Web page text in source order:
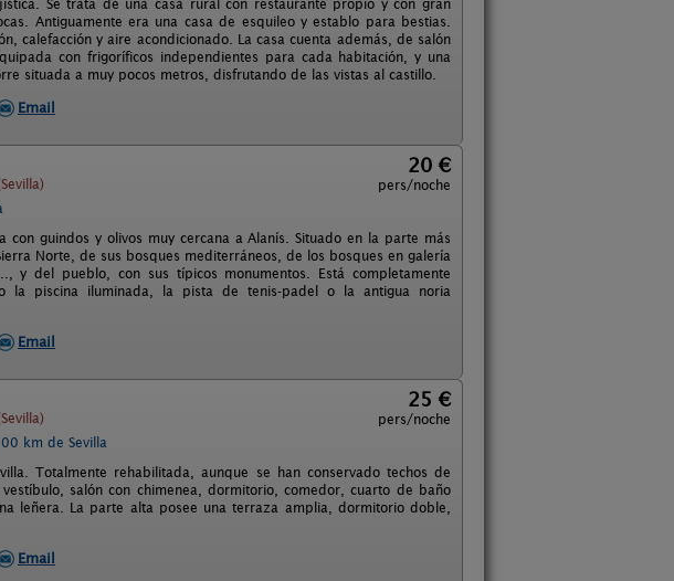
Se trata de una casa rural con restaurante propio y con gran
Antiguamente era una casa de esquileo y establo para bestias.
calefacción y aire acondicionado. La casa cuenta además, de salón
con frigoríficos independientes para cada habitación, y una
situada a muy pocos metros, disfrutando de las vistas al castillo.
Email
20 €
pers/noche
guindos y olivos muy cercana a Alanís. Situado en la parte más
Norte, de sus bosques mediterráneos, de los bosques en galería
y del pueblo, con sus típicos monumentos. Está completamente
la piscina iluminada, la pista de tenis-padel o la antigua noria
Email
25 €
pers/noche
km de Sevilla
Totalmente rehabilitada, aunque se han conservado techos de
salón con chimenea, dormitorio, comedor, cuarto de baño
leñera. La parte alta posee una terraza amplia, dormitorio doble,
Email